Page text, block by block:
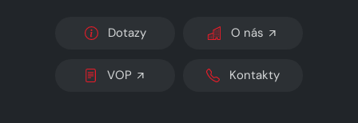
Dotazy O nás
VOP Kontakty